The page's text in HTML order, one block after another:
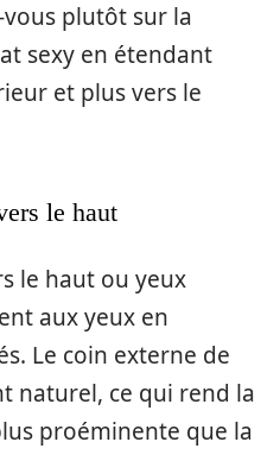
vous plutôt sur la
sexy en étendant
et plus vers le
le haut
le haut ou yeux
aux yeux en
Le coin externe de
naturel, ce qui rend la
proéminente que la